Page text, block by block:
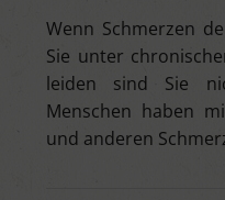
Wenn Schmerzen
Sie unter
leiden sind Sie
Menschen haben
und anderen